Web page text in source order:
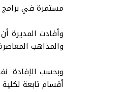
مستمرة في برامج الدراسات
وأفادت المديرة
والمذاهب
وبحسب الإفادة
أقسام تابعة